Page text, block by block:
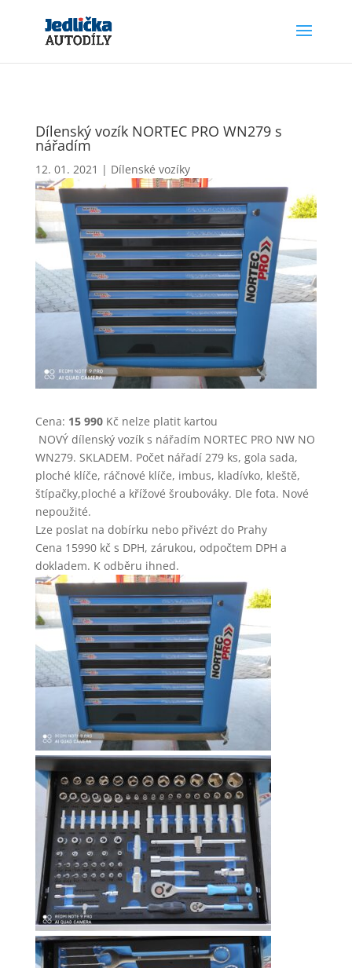
Dílenský vozík NORTEC PRO WN279 s
nářadím
12. 01. 2021 | Dílenské vozíky
Cena: 15 990Kč nelze platit kartou
NOVÝ dílenský vozík s nářadím NORTEC PRO NW NO
WN279. SKLADEM. Počet nářadí 279 ks, gola sada,
ploché klíče, ráčnové klíče, imbus, kladívko, kleště,
štípačky,ploché a křížové šroubováky. Dle fota. Nové
nepoužité.
Lze poslat na dobírku nebo přivézt do Prahy
Cena 15990 kč s DPH, zárukou, odpočtem DPH a
dokladem. K odběru ihned.